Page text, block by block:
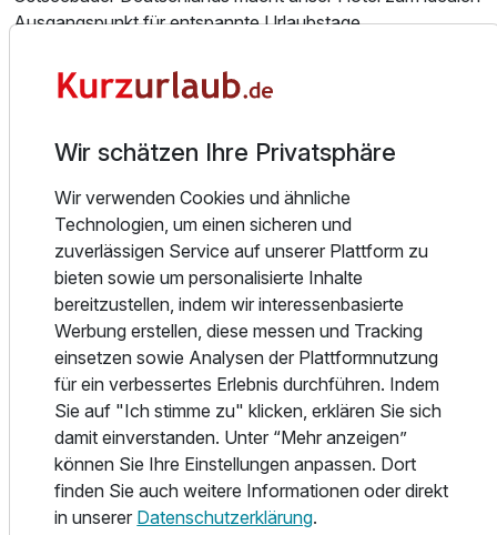
2 Erwachsene
Ausgangspunkt für entspannte Urlaubstage.
Unsere 85 komfortablen Zimmer, zwei Restaurants, eine
gemütliche Bar und ein Wellnessbereich laden zum
Ostseeurlaub, Wellnesswochenende, Kurztrip oder Tagung
Tage. Für Veranstaltungen und Meetings stehen zudem
moderne Veranstaltungsräume für bis zu 200 Personen zur
Verfügung.
Direkt am Hotel befindet sich die größte Golfanlage
Schleswig-Holsteins mit 36 Löchern, einer großzügigen
Driving Range und der Coast Golf Academy.
Golfbegeisterte profitieren so von kurzen Wegen, während
alle anderen die weitläufige Natur, Spaziergänge rund um
den Oeverdieker See oder die Nähe zur Ostsee genießen
können.
Das Hotel Strandgrün verbindet auf besondere Weise
Wir schätzen Ihre Privatsphäre
Wir verwenden Cookies und ähnliche
Technologien, um einen sicheren und
zuverlässigen Service auf unserer Plattform zu
bieten sowie um personalisierte Inhalte
bereitzustellen, indem wir interessenbasierte
Werbung erstellen, diese messen und Tracking
einsetzen sowie Analysen der Plattformnutzung
für ein verbessertes Erlebnis durchführen. Indem
Sie auf "Ich stimme zu" klicken, erklären Sie sich
damit einverstanden. Unter “Mehr anzeigen”
können Sie Ihre Einstellungen anpassen. Dort
finden Sie auch weitere Informationen oder direkt
in unserer Datenschutzerklärung.